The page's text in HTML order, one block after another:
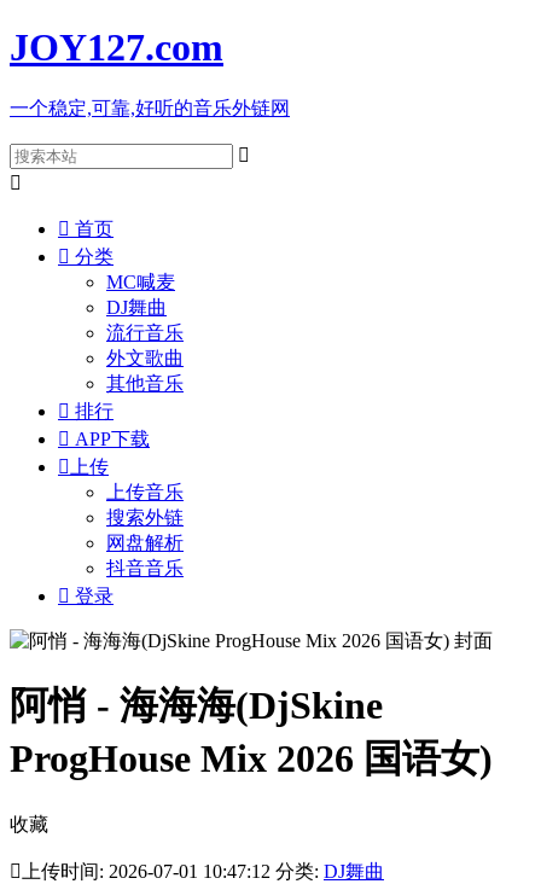
JOY127.com
一个稳定,可靠,好听的音乐外链网


 首页
 分类
MC喊麦
DJ舞曲
流行音乐
外文歌曲
其他音乐
 排行
 APP下载
 上传
上传音乐
搜索外链
网盘解析
抖音音乐
 登录
阿悄 - 海海海(DjSkine
ProgHouse Mix 2026 国语女)
收藏
 上传时间: 2026-07-01 10:47:12 分类: DJ舞曲